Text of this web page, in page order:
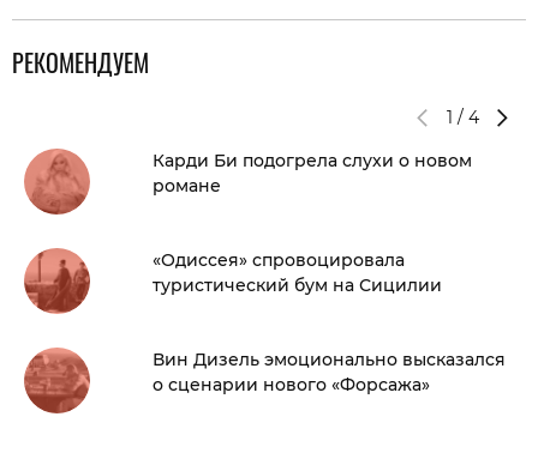
РЕКОМЕНДУЕМ
1 / 4
Карди Би подогрела слухи о новом
романе
«Одиссея» спровоцировала
туристический бум на Сицилии
Вин Дизель эмоционально высказался
о сценарии нового «Форсажа»